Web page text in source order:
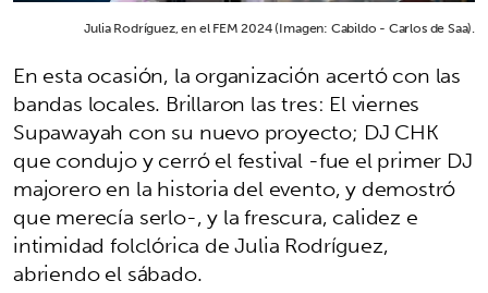
Julia Rodríguez, en el FEM 2024 (Imagen: Cabildo - Carlos de Saa).
En esta ocasión, la organización acertó con las
bandas locales. Brillaron las tres: El viernes
Supawayah con su nuevo proyecto; DJ CHK
que condujo y cerró el festival -fue el primer DJ
majorero en la historia del evento, y demostró
que merecía serlo-, y la frescura, calidez e
intimidad folclórica de Julia Rodríguez,
abriendo el sábado.